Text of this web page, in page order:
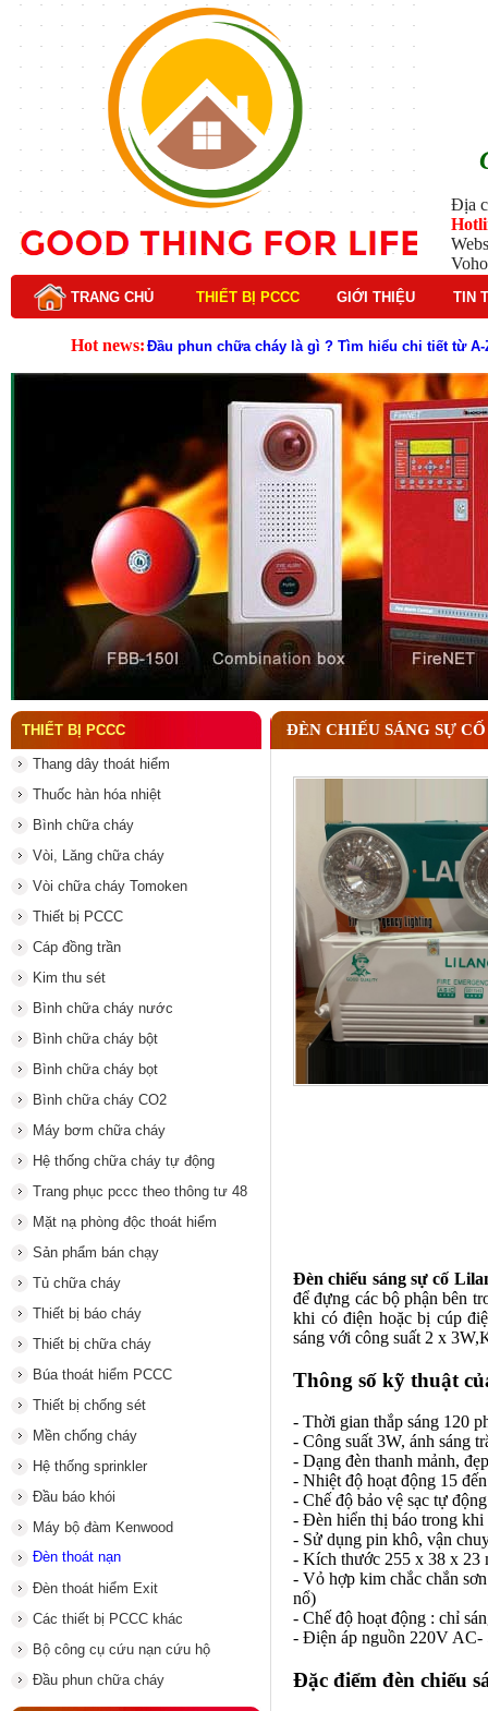
Địa
TRANG CHỦ THIẾT BỊ PCCC GIỚI THIỆU TIN
Hot news: Lý do nên chọn hệ thống báo cháy Hochiki cho
Cấu tạo và nguyên lý hoạt động của báo cháy
Tìm hiểu chi tiết về hệ thống báo cháy Horing
Các loại thang dây thoát hiểm phổ biến trên thị
Thang dây thoát hiểm có tác dụng gì trong tình
Cấu tạo đầu phun chữa cháy trong hệ thống
Kim thu sét là gì? Cấu tạo, nguyên lý hoạt động
Đầu phun chữa cháy là gì và nguyên lý hoạt động
Đầu phun chữa cháy là gì ? Tìm hiểu chi tiết từ A-
THIẾT BỊ PCCC
Thang dây thoát hiểm
Thuốc hàn hóa nhiệt
Bình chữa cháy
Vòi, Lăng chữa cháy
Vòi chữa cháy Tomoken
Thiết bị PCCC
Cáp đồng trần
Kim thu sét
Bình chữa cháy nước
Bình chữa cháy bột
Bình chữa cháy bọt
Bình chữa cháy CO2
Máy bơm chữa cháy
Hệ thống chữa cháy tự động
Trang phục pccc theo thông tư 48
Mặt nạ phòng độc thoát hiểm
Sản phẩm bán chạy
Tủ chữa cháy
Thiết bị báo cháy
Thiết bị chữa cháy
Búa thoát hiểm PCCC
Thiết bị chống sét
Mền chống cháy
Hệ thống sprinkler
Đầu báo khói
Máy bộ đàm Kenwood
Đèn thoát nạn
Đèn thoát hiểm Exit
Các thiết bị PCCC khác
Bộ công cụ cứu nạn cứu hộ
Đầu phun chữa cháy
ĐÈN CHIẾU SÁNG SỰ
Đèn chiếu sáng sự cố
để đựng các bộ phận bên
khi có điện hoặc bị cúp
sáng với công suất 2 x
Thông số kỹ thuật
- Thời gian thắp sáng 120
- Công suất 3W, ánh sáng
- Dạng đèn thanh mảnh,
- Nhiệt độ hoạt động 15
- Chế độ bảo vệ sạc tự
- Đèn hiển thị báo trong khi
- Sử dụng pin khô, vận
- Kích thước 255 x 38 x 23
- Vỏ hợp kim chắc chắn
nổ)
- Chế độ hoạt động : chỉ
- Điện áp nguồn 220V AC-
Đặc điểm đèn chiếu